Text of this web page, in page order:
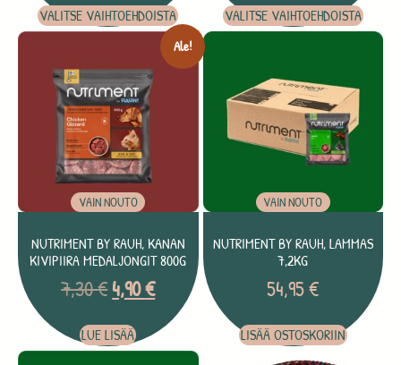
VALITSE VAIHTOEHDOISTA VALITSE VAIHTOEHDOISTA
Ale!
VAIN NOUTO
NUTRIMENT BY RAUH, KANAN
KIVIPIIRA MEDALJONGIT 800G
7,30€4,90€
LUE LISÄÄ
VAIN NOUTO
NUTRIMENT BY RAUH, LAMMAS
7,2KG
54,95€
LISÄÄ OSTOSKORIIN